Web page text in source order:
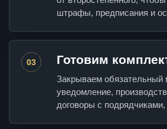
штрафы, предписания и
03 Готовим
Закрываем обязательный
уведомление,
договоры с